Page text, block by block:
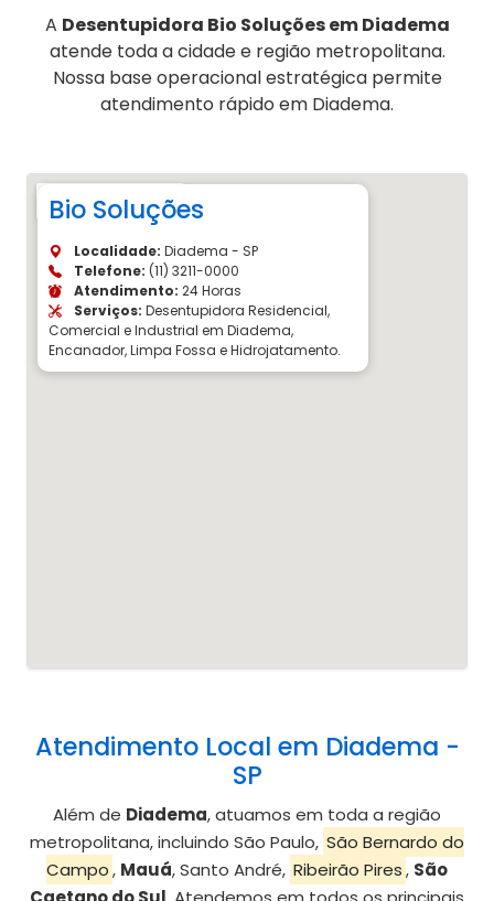
A Desentupidora Bio Soluções em Diadema
atende toda a cidade e região metropolitana.
Nossa base operacional estratégica permite
atendimento rápido em Diadema.
Bio Soluções
Localidade: Diadema - SP
Telefone: (11) 3211-0000
Atendimento: 24 Horas
Serviços: Desentupidora Residencial,
Comercial e Industrial em Diadema,
Encanador, Limpa Fossa e Hidrojatamento.
Atendimento Local em Diadema -
SP
Além de Diadema, atuamos em toda a região
metropolitana, incluindo São Paulo, São Bernardo do
Campo, Mauá, Santo André, Ribeirão Pires, São